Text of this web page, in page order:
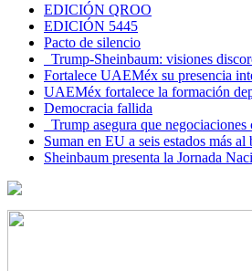
EDICIÓN QROO
EDICIÓN 5445
Pacto de silencio
Trump-Sheinbaum: visiones
Fortalece UAEMéx su presencia
UAEMéx fortalece la formación
Democracia fallida
Trump asegura que
Suman en EU a seis estados más
Sheinbaum presenta la Jornada